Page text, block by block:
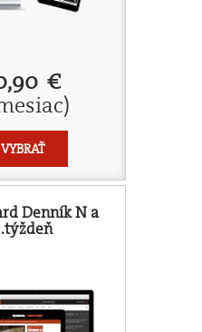
€
VYBRAŤ
Denník N a
.týždeň